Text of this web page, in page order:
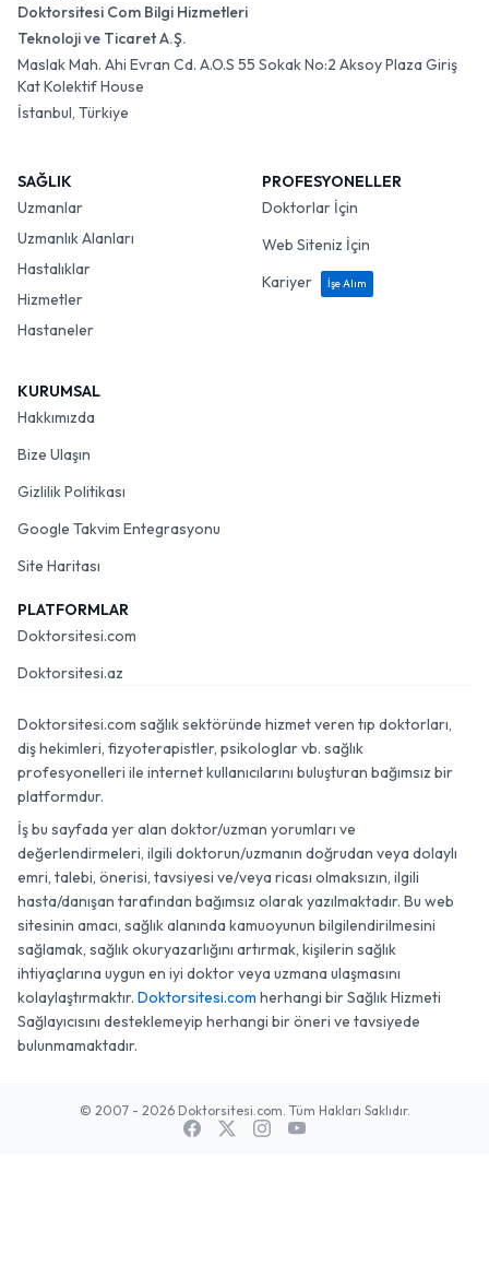
Doktorsitesi Com Bilgi Hizmetleri
Teknoloji ve Ticaret A.Ş.
Maslak Mah. Ahi Evran Cd. A.O.S 55 Sokak No:2 Aksoy Plaza Giriş
Kat Kolektif House
İstanbul, Türkiye
SAĞLIK
Uzmanlar
Uzmanlık Alanları
Hastalıklar
Hizmetler
Hastaneler
PROFESYONELLER
Doktorlar İçin
Web Siteniz İçin
Kariyer
İşe Alım
KURUMSAL
Hakkımızda
Bize Ulaşın
Gizlilik Politikası
Google Takvim Entegrasyonu
Site Haritası
PLATFORMLAR
Doktorsitesi.com
Doktorsitesi.az
Doktorsitesi.com sağlık sektöründe hizmet veren tıp doktorları,
diş hekimleri, fizyoterapistler, psikologlar vb. sağlık
profesyonelleri ile internet kullanıcılarını buluşturan bağımsız bir
platformdur.
İş bu sayfada yer alan doktor/uzman yorumları ve
değerlendirmeleri, ilgili doktorun/uzmanın doğrudan veya dolaylı
emri, talebi, önerisi, tavsiyesi ve/veya ricası olmaksızın, ilgili
hasta/danışan tarafından bağımsız olarak yazılmaktadır. Bu web
sitesinin amacı, sağlık alanında kamuoyunun bilgilendirilmesini
sağlamak, sağlık okuryazarlığını artırmak, kişilerin sağlık
ihtiyaçlarına uygun en iyi doktor veya uzmana ulaşmasını
kolaylaştırmaktır. Doktorsitesi.com herhangi bir Sağlık Hizmeti
Sağlayıcısını desteklemeyip herhangi bir öneri ve tavsiyede
bulunmamaktadır.
© 2007 - 2026 Doktorsitesi.com. Tüm Hakları Saklıdır.